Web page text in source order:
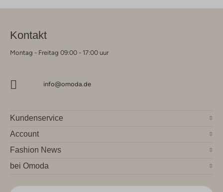
Kontakt
Montag - Freitag 09:00 - 17:00 uur
info@omoda.de
Kundenservice
Account
Fashion News
bei Omoda